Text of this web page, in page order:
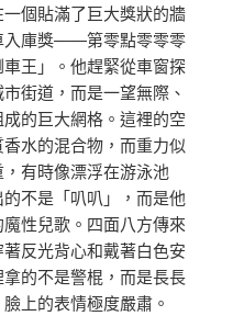
個貼滿了巨大獎狀的牆
入庫獎——第零點零零零
王」。他趕緊從車窗探
街道，而是一望無際、
的巨大網格。這裡的空
水的混合物，而重力似
有時像漂浮在游泳池
不是「叭叭」，而是他
性兒歌。四面八方傳來
反光背心和戴著白色安
的不是警棍，而是長長
上的表情極度嚴肅。